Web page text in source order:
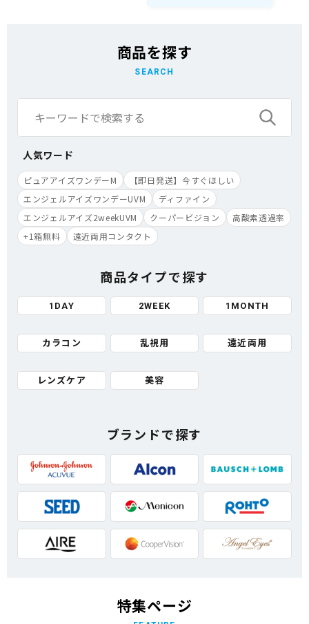
商品を探す
SEARCH
人気ワード
ピュアアイズワンデーM
【即日発送】今すぐほしい
エンジェルアイズワンデーUVM
ディファイン
エンジェルアイズ2weekUVM
クーパービジョン
高酸素透過率
+1箱無料
遠近両用コンタクト
商品タイプで探す
1DAY 2WEEK 1MONTH
カラコン 乱視用 遠近両用
レンズケア 美容
ブランドで探す
特集ページ